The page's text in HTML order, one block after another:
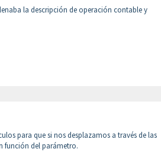
la descripción de operación contable y
para que si nos desplazamos a través de las
función del parámetro.